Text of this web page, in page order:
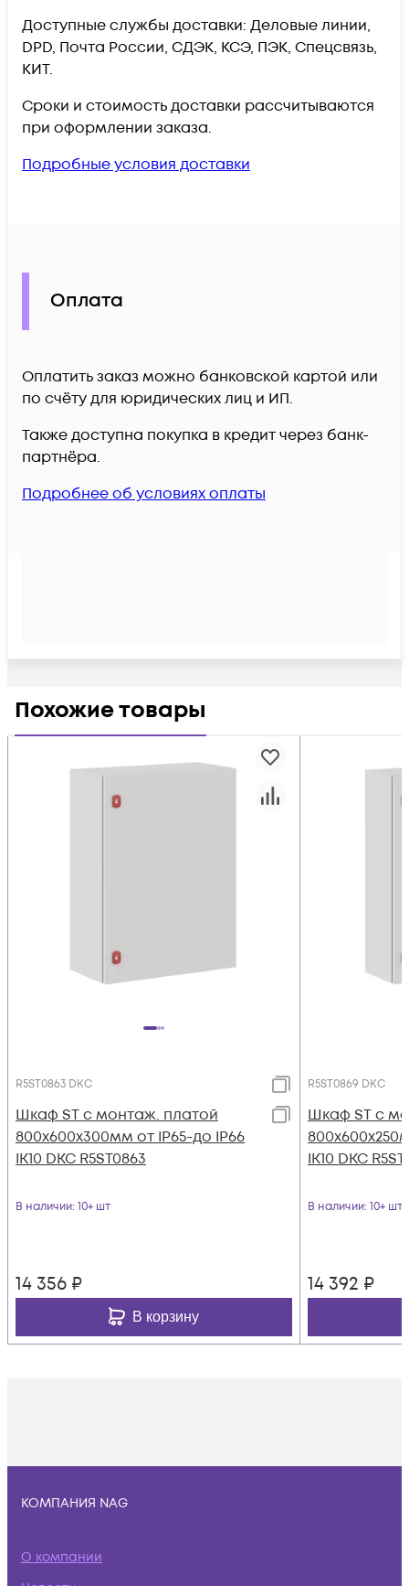
Доступные службы доставки: Деловые линии,
DPD, Почта России, СДЭК, КСЭ, ПЭК, Спецсвязь,
КИТ.
Сроки и стоимость доставки рассчитываются
при оформлении заказа.
Подробные условия доставки
Оплата
Оплатить заказ можно банковской картой или
по счёту для юридических лиц и ИП.
Также доступна покупка в кредит через банк-
партнёра.
Подробнее об условиях оплаты
Похожие товары
R5ST0863 DKC
Шкаф ST с монтаж. платой
800х600х300мм от IP65-до IP66
IK10 DKC R5ST0863
В наличии: 10+ шт
14 356 ₽
В корзину
R5ST0869 DKC
Шкаф ST с
IK10 DKC
В наличии: 10+ шт
14 392 ₽
КОМПАНИЯ NAG
О компании